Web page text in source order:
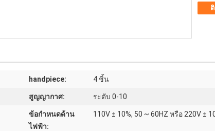
handpiece: 4 ชิ้น
สูญญากาศ: ระดับ 0-10
ข้อกำหนดด้าน
ไฟฟ้า:
110V ± 10%, 50 ~ 60HZ หรือ 220V ±